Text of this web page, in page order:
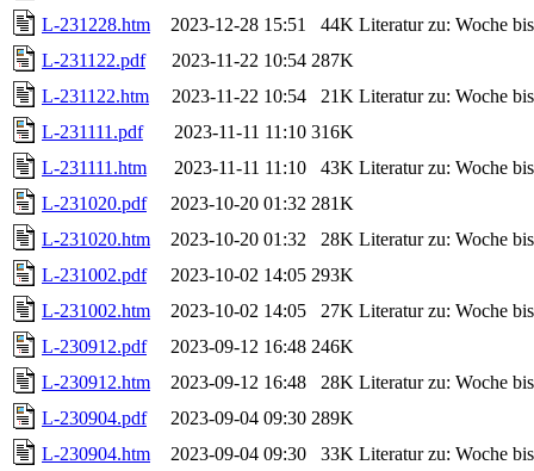
L-231228.htm
2023-12-28 15:51 44K Literatur zu: Woche
L-231122.pdf
2023-11-22 10:54 287K
L-231122.htm
2023-11-22 10:54 21K Literatur zu: Woche
L-231111.pdf
2023-11-11 11:10 316K
L-231111.htm
2023-11-11 11:10 43K Literatur zu: Woche
L-231020.pdf
2023-10-20 01:32 281K
L-231020.htm
2023-10-20 01:32 28K Literatur zu: Woche
L-231002.pdf
2023-10-02 14:05 293K
L-231002.htm
2023-10-02 14:05 27K Literatur zu: Woche
L-230912.pdf
2023-09-12 16:48 246K
L-230912.htm
2023-09-12 16:48 28K Literatur zu: Woche
L-230904.pdf
2023-09-04 09:30 289K
L-230904.htm
2023-09-04 09:30 33K Literatur zu: Woche